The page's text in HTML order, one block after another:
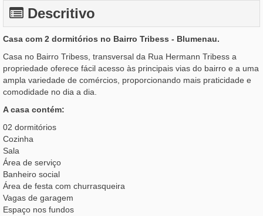
Descritivo
Casa com 2 dormitórios no Bairro Tribess - Blumenau.
Casa no Bairro Tribess, transversal da Rua Hermann Tribess a
propriedade oferece fácil acesso às principais vias do bairro e a uma
ampla variedade de comércios, proporcionando mais praticidade e
comodidade no dia a dia.
A casa contém:
02 dormitórios
Cozinha
Sala
Área de serviço
Banheiro social
Área de festa com churrasqueira
Vagas de garagem
Espaço nos fundos